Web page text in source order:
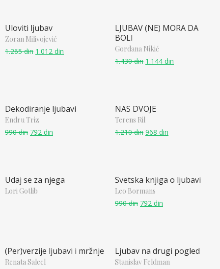
Uloviti ljubav
Zoran Milivojević
1.265din 1.012 din
LJUBAV (NE) MORA DA
BOLI
Gordana Nikić
1.430din 1.144 din
Dekodiranje ljubavi
Endru Triz
990din 792 din
NAS DVOJE
Terens Ril
1.210din 968 din
Udaj se za njega
Lori Gotlib
Svetska knjiga o ljubavi
Leo Bormans
990din 792 din
(Per)verzije ljubavi i mržnje
Renata Salecl
Ljubav na drugi pogled
Stanislav Feldman